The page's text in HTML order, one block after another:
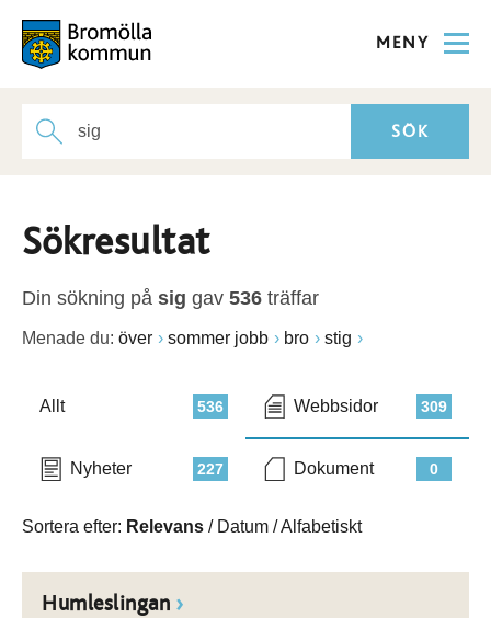
MENY
Sökresultat
Din sökning på sig gav 536 träffar
Menade du: över sommer jobb bro stig
536
Allt 309
Webbsidor
227
Nyheter 0
Dokument
Sortera efter: Relevans / Datum /Alfabetiskt
Humleslingan